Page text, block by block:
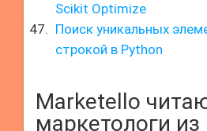
Scikit Optimize
Поиск уникальных
строкой в Python
Marketello
маркетологи из